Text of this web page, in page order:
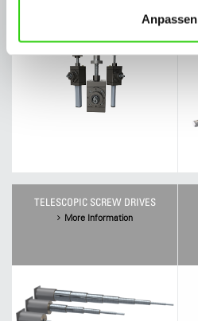
Anpassen
TELESCOPIC SCREW DRIVES
More Information